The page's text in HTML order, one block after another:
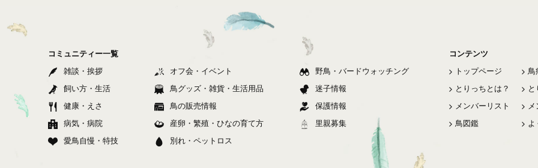
コミュニティー一覧
雑談・挨拶
飼い方・生活
健康・えさ
病気・病院
愛鳥自慢・特技
オフ会・イベント
鳥グッズ・雑貨・生活用品
鳥の販売情報
産卵・繁殖・ひなの育て方
別れ・ペットロス
野鳥・バードウォッチング
迷子情報
保護情報
里親募集
コンテンツ
トップページ
とりっちとは？
メンバーリスト
鳥図鑑
鳥
よ